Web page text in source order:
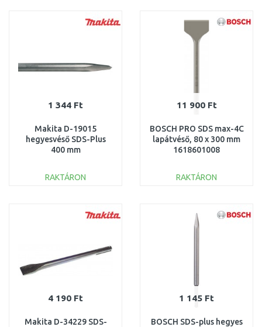
Összehasonlítás Összehasonlítás
1 344 Ft
Makita D-19015
hegyesvéső SDS-Plus
400 mm
RAKTÁRON
Összehasonlítás
11 900 Ft
BOSCH PRO SDS max-4C
lapátvéső, 80 x 300 mm
1618601008
RAKTÁRON
Összehasonlítás
4 190 Ft
Makita D-34229 SDS-
1 145 Ft
BOSCH SDS-plus hegyes